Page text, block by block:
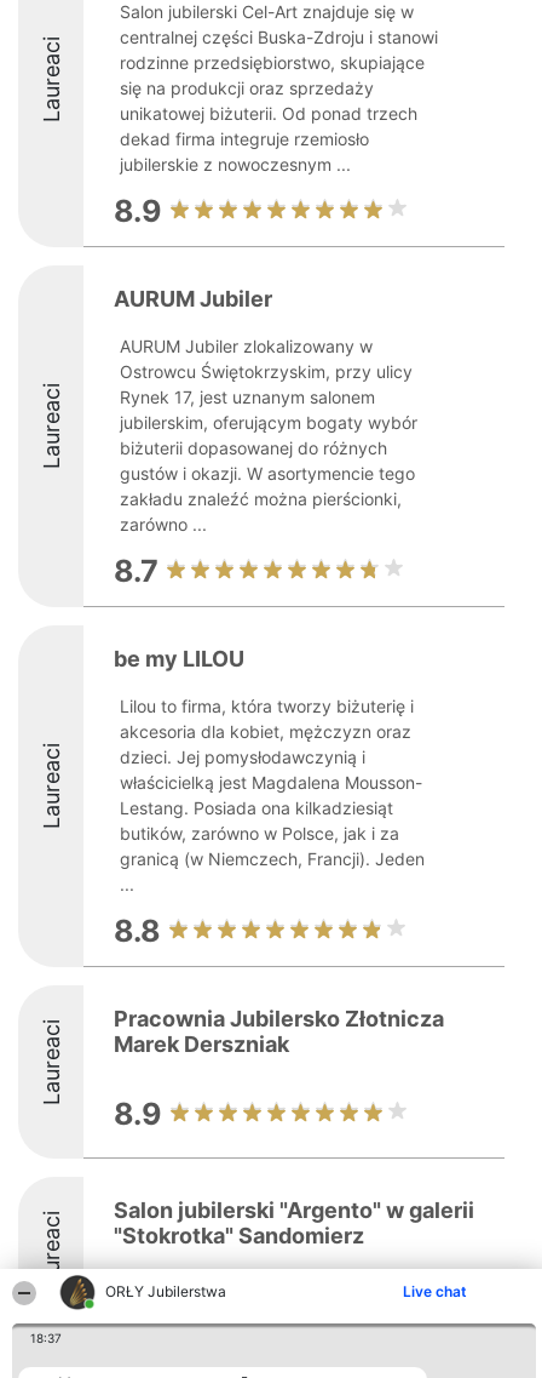
ORŁY Jubilerstwa Live chat
18:37
Laureaci
Salon jubilerski Cel-Art znajduje się w
centralnej części Buska-Zdroju i stanowi
rodzinne przedsiębiorstwo, skupiające
się na produkcji oraz sprzedaży
unikatowej biżuterii. Od ponad trzech
dekad firma integruje rzemiosło
jubilerskie z nowoczesnym ...
8.9
Laureaci
AURUM Jubiler
AURUM Jubiler zlokalizowany w
Ostrowcu Świętokrzyskim, przy ulicy
Rynek 17, jest uznanym salonem
jubilerskim, oferującym bogaty wybór
biżuterii dopasowanej do różnych
gustów i okazji. W asortymencie tego
zakładu znaleźć można pierścionki,
zarówno ...
8.7
Laureaci
be my LILOU
Lilou to firma, która tworzy biżuterię i
akcesoria dla kobiet, mężczyzn oraz
dzieci. Jej pomysłodawczynią i
właścicielką jest Magdalena Mousson-
Lestang. Posiada ona kilkadziesiąt
butików, zarówno w Polsce, jak i za
granicą (w Niemczech, Francji). Jeden
...
8.8
Laureaci
Pracownia Jubilersko Złotnicza
Marek Derszniak
8.9
Laureaci
Salon jubilerski "Argento" w galerii
"Stokrotka" Sandomierz